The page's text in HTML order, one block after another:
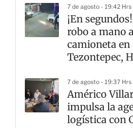
7 de agosto - 19:42 Hrs
¡En
robo a mano
camioneta en
Tezontepec,
7 de agosto - 19:37 Hrs
Américo
impulsa la
logística con